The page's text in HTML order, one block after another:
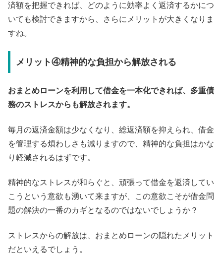
済額を把握できれば、どのように効率よく返済するかにつ
いても検討できますから、さらにメリットが大きくなりま
すね。
メリット④精神的な負担から解放される
おまとめローンを利用して借金を一本化できれば、多重債
務のストレスからも解放されます。
毎月の返済金額は少なくなり、総返済額を抑えられ、借金
を管理する煩わしさも減りますので、精神的な負担はかな
り軽減されるはずです。
精神的なストレスが和らぐと、頑張って借金を返済してい
こうという意欲も湧いて来ますが、この意欲こそが借金問
題の解決の一番のカギとなるのではないでしょうか？
ストレスからの解放は、おまとめローンの隠れたメリット
だといえるでしょう。